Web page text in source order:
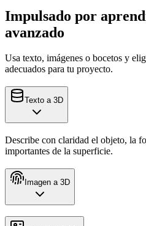
Impulsado por
avanzado
Usa texto, imágenes o bocetos y
adecuados para tu proyecto.
Texto a 3D
Describe con claridad el objeto, la
importantes de la superficie.
Imagen a 3D